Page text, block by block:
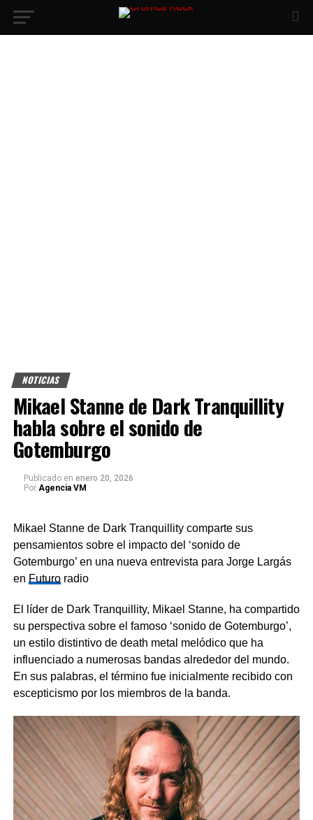
NOTICIAS
Mikael Stanne de Dark Tranquillity
habla sobre el sonido de
Gotemburgo
Publicado en enero 20, 2026
Por Agencia VM
Mikael Stanne de Dark Tranquillity comparte sus
pensamientos sobre el impacto del ‘sonido de
Gotemburgo’ en una nueva entrevista para Jorge Largás
en Futuroradio
El líder de Dark Tranquillity, Mikael Stanne, ha compartido
su perspectiva sobre el famoso ‘sonido de Gotemburgo’,
un estilo distintivo de death metal melódico que ha
influenciado a numerosas bandas alrededor del mundo.
En sus palabras, el término fue inicialmente recibido con
escepticismo por los miembros de la banda.